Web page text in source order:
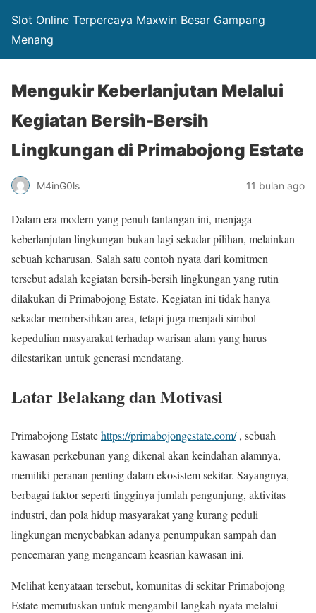
Slot Online Terpercaya Maxwin Besar Gampang
Menang
Mengukir Keberlanjutan Melalui
Kegiatan Bersih-Bersih
Lingkungan di Primabojong Estate
M4inG0ls 11 bulan ago
Dalam era modern yang penuh tantangan ini, menjaga
keberlanjutan lingkungan bukan lagi sekadar pilihan, melainkan
sebuah keharusan. Salah satu contoh nyata dari komitmen
tersebut adalah kegiatan bersih-bersih lingkungan yang rutin
dilakukan di Primabojong Estate. Kegiatan ini tidak hanya
sekadar membersihkan area, tetapi juga menjadi simbol
kepedulian masyarakat terhadap warisan alam yang harus
dilestarikan untuk generasi mendatang.
Latar Belakang dan Motivasi
Primabojong Estatehttps://primabojongestate.com/, sebuah
kawasan perkebunan yang dikenal akan keindahan alamnya,
memiliki peranan penting dalam ekosistem sekitar. Sayangnya,
berbagai faktor seperti tingginya jumlah pengunjung, aktivitas
industri, dan pola hidup masyarakat yang kurang peduli
lingkungan menyebabkan adanya penumpukan sampah dan
pencemaran yang mengancam keasrian kawasan ini.
Melihat kenyataan tersebut, komunitas di sekitar Primabojong
Estate memutuskan untuk mengambil langkah nyata melalui